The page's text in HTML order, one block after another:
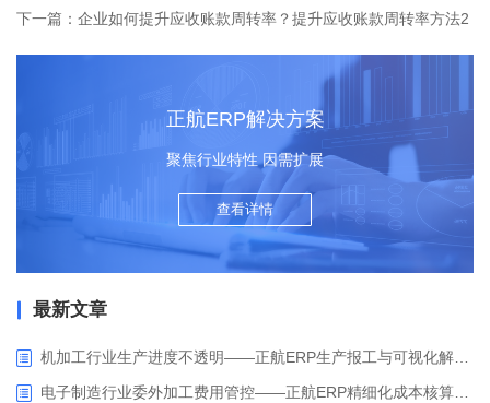
下一篇：企业如何提升应收账款周转率？提升应收账款周转率方法2
正航ERP解决方案
聚焦行业特性 因需扩展
查看详情
最新文章